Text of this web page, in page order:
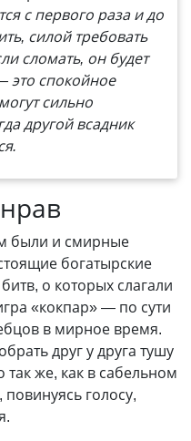
с первого раза и до
силой требовать
сломать, он будет
это спокойное
сильно
другой всадник
были и смирные
богатырские
о которых слагали
«кокпар» — по сути
в мирное время.
друг у друга тушу
так же, как в сабельном
голосу,